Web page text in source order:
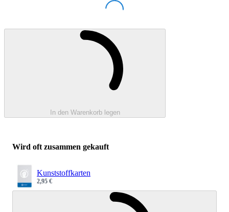
Loading...
In den Warenkorb legen
Wird oft zusammen gekauft
Kunststoffkarten
Sale price
2,95 €